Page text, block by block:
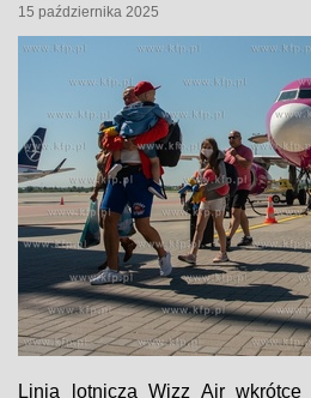
15 października 2025
Linia lotnicza Wizz Air